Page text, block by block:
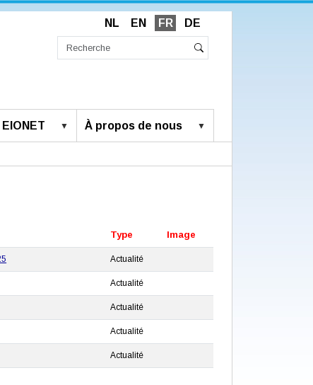
NL EN FR DE
EIONET À propos de nous
Type Image
Actualité
Actualité
Actualité
Actualité
Actualité